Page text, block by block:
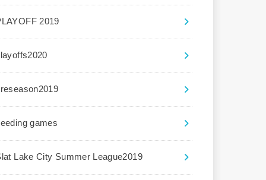
2019
games
Lake City Summer League2019